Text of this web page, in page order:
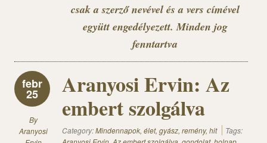
csak a szerző nevével és a vers címével
együtt engedélyezett. Minden jog
fenntartva
febr
25
By
Aranyosi
Aranyosi Ervin: Az
embert szolgálva
Category:Mindennapok, élet, gyász, remény, hit
Tags: